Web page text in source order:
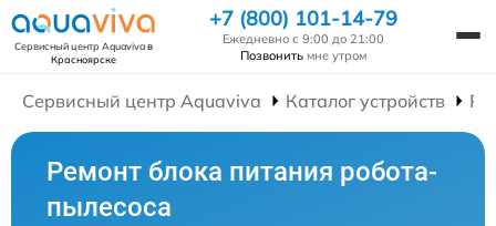
Сервисный центр Aquavivaв
Красноярске
+7 (800) 101-14-79
Ежедневно с 9:00 до 21:00
Позвонить мне утром
Сервисный центр Aquaviva Каталог устройств
Ремонт блока питания робота-
пылесоса